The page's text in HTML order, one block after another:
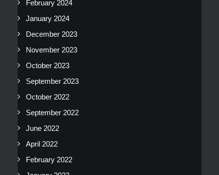
February 2024
January 2024
December 2023
November 2023
October 2023
September 2023
October 2022
September 2022
June 2022
April 2022
February 2022